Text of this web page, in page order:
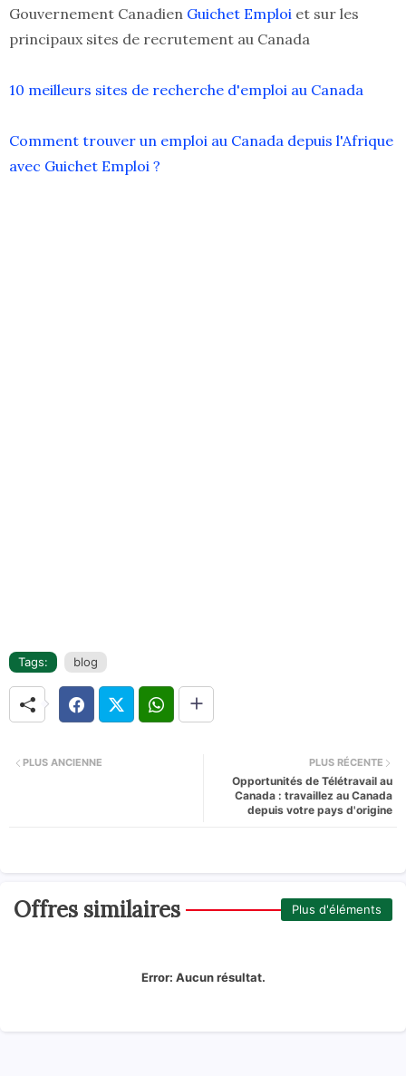
Gouvernement Canadien Guichet Emploi et sur les
principaux sites de recrutement au Canada
10 meilleurs sites de recherche d'emploi au Canada
Comment trouver un emploi au Canada depuis l'Afrique
avec Guichet Emploi ?
Tags: blog
PLUS RÉCENTE
Opportunités de Télétravail au
Canada : travaillez au Canada
depuis votre pays d'origine
PLUS ANCIENNE
Offres similaires Plus d'éléments
Error: Aucun résultat.